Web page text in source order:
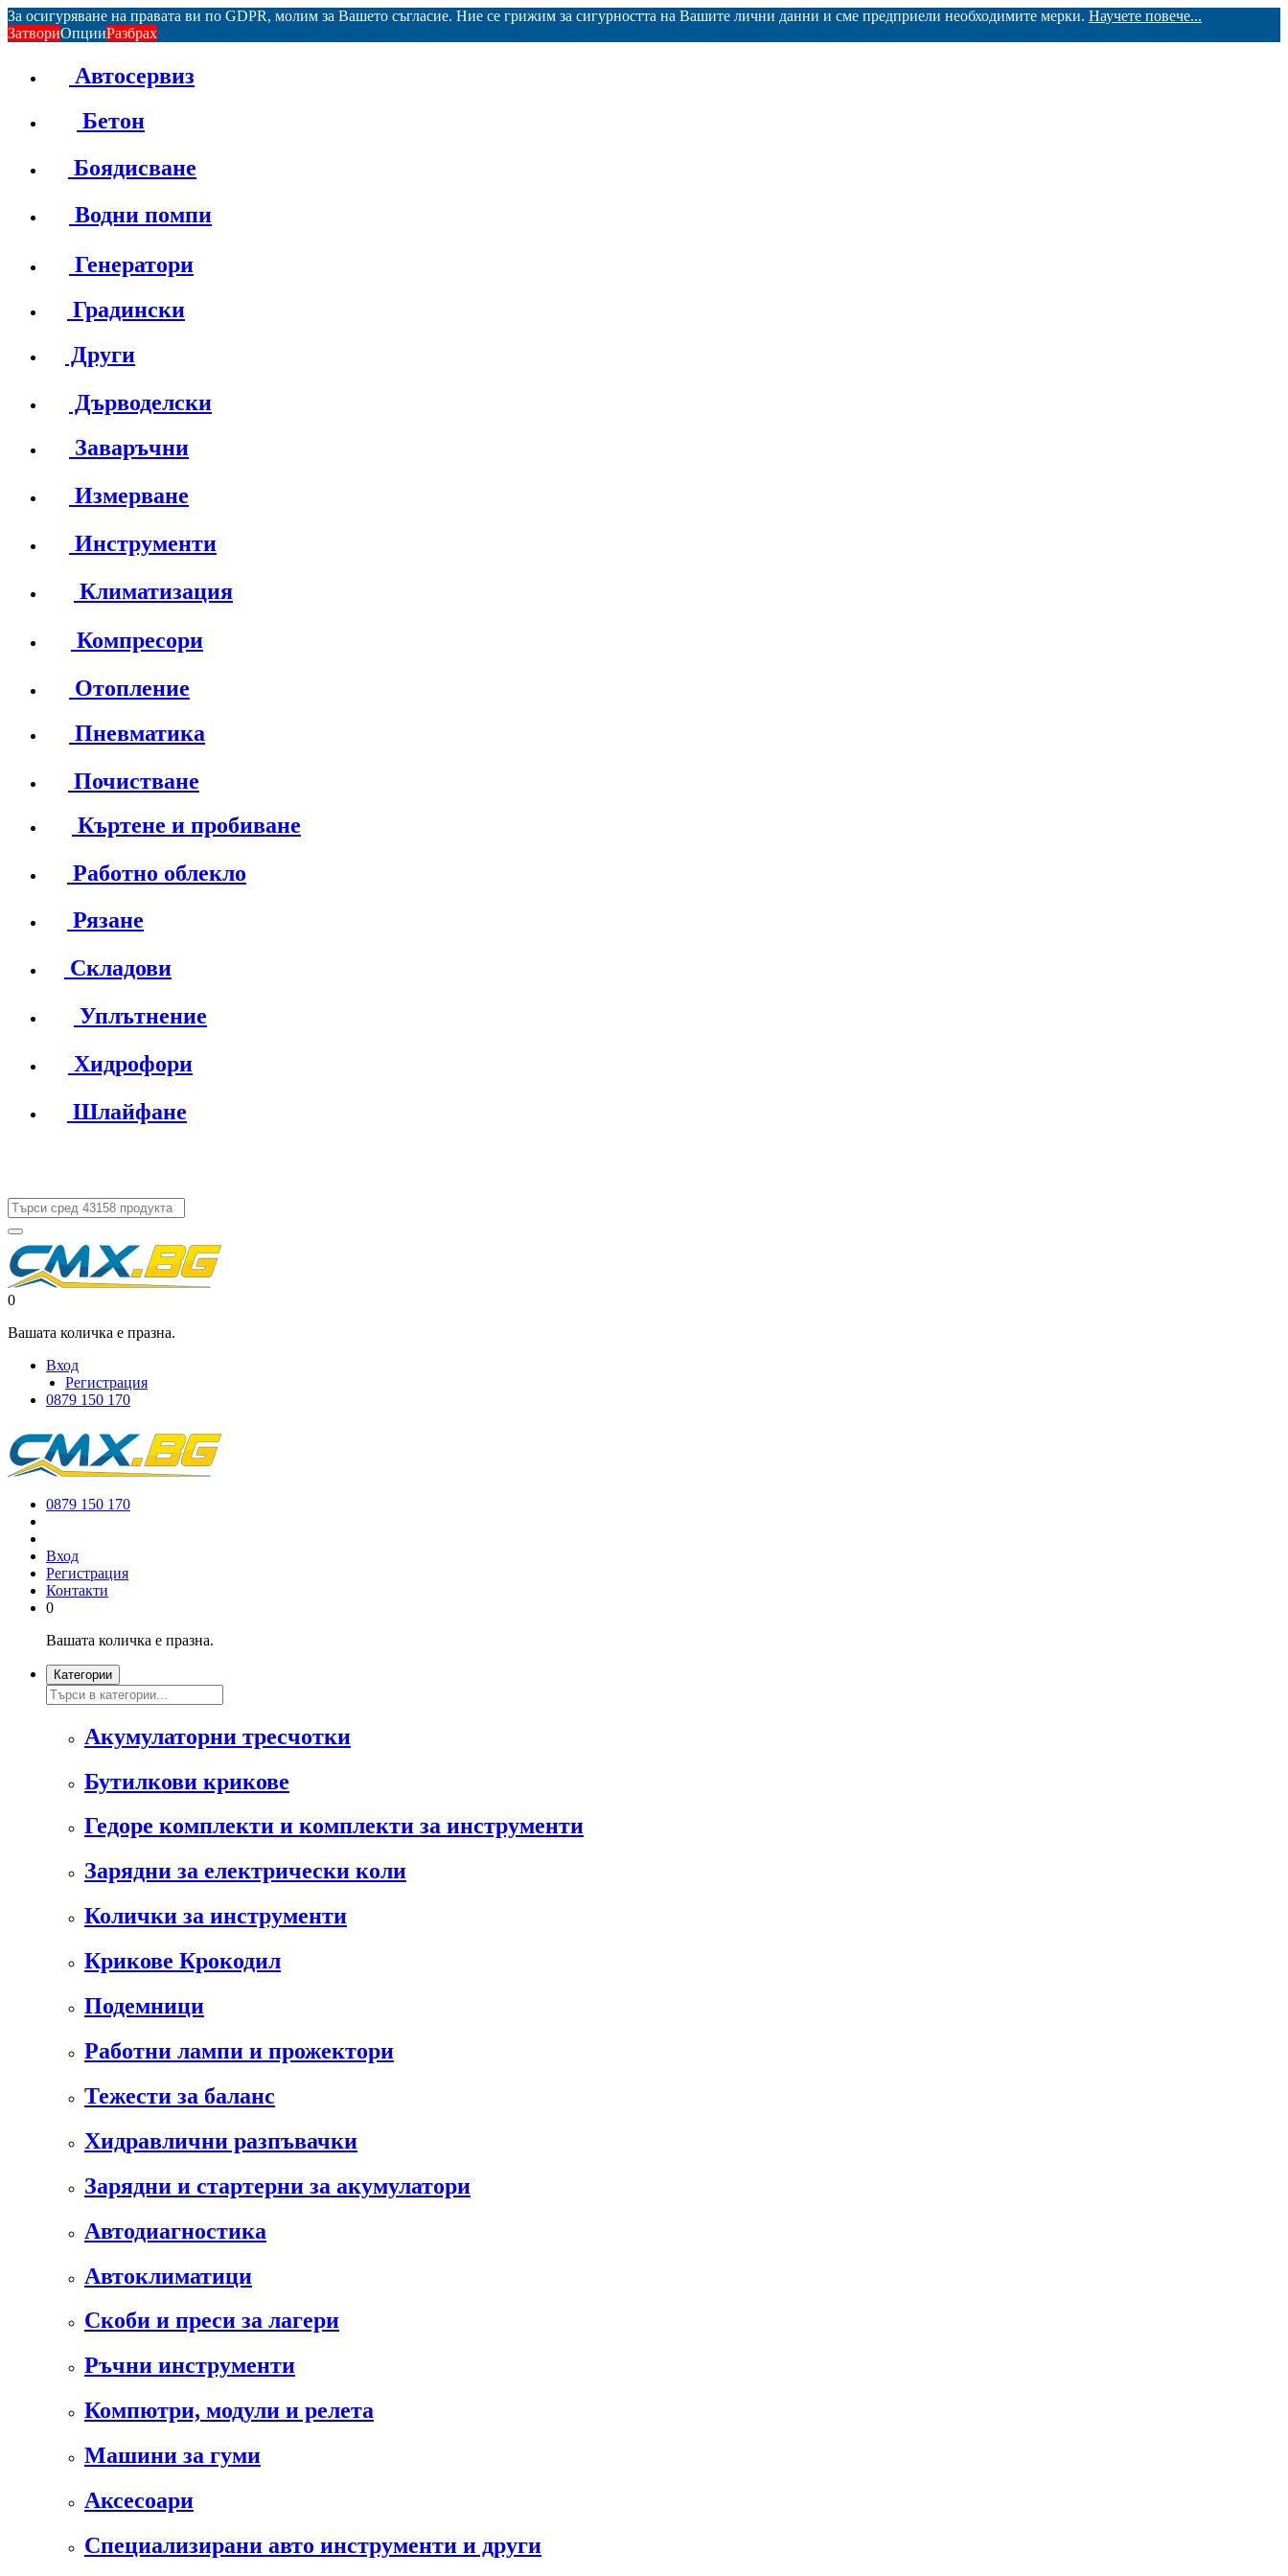
За осигуряване на правата ви по GDPR, молим за Вашето съгласие. Ние се грижим за сигурността на Вашите лични данни и сме предприели необходимите мерки. Научете повече...
ЗатвориОпцииРазбрах
Автосервиз
Бетон
Боядисване
Водни помпи
Генератори
Градински
Други
Дърводелски
Заваръчни
Измерване
Инструменти
Климатизация
Компресори
Отопление
Пневматика
Почистване
Къртене и пробиване
Работно облекло
Рязане
Складови
Уплътнение
Хидрофори
Шлайфане
0
Вашата количка е празна.
Вход
Регистрация
0879 150 170
0879 150 170
Вход
Регистрация
Контакти
0
Вашата количка е празна.
Категории
Акумулаторни тресчотки
Бутилкови крикове
Гедоре комплекти и комплекти за инструменти
Зарядни за електрически коли
Колички за инструменти
Крикове Крокодил
Подемници
Работни лампи и прожектори
Тежести за баланс
Хидравлични разпъвачки
Зарядни и стартерни за акумулатори
Автодиагностика
Автоклиматици
Скоби и преси за лагери
Ръчни инструменти
Компютри, модули и релета
Машини за гуми
Аксесоари
Специализирани авто инструменти и други